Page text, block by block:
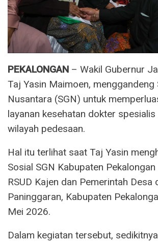
PEKALONGAN – Wakil Gubernur
Taj Yasin Maimoen, menggandeng
Nusantara (SGN) untuk
layanan kesehatan dokter
wilayah pedesaan.
Hal itu terlihat saat Taj Yasin
Sosial SGN Kabupaten
RSUD Kajen dan Pemerintah Desa
Paninggaran, Kabupaten
Mei 2026.
Dalam kegiatan tersebut,